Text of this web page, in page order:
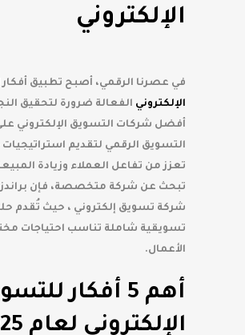
الإلكتروني
في عصرنا الرقمي، أصبح تطبيق أفكار
الإلكتروني الفعالة ضرورة لتحقيق
أفضل شركات التسويق الإلكتروني
التسويق الرقمي لتقديم استراتيجيات
تعزز من تفاعل العملاء وزيادة
تبحث عن شركة متخصصة، فإن
شركة تسويق إلكتروني ، حيث تُقدم
تسويقية شاملة تناسب احتياجات
الأعمال.
أهم 5 أفكار
الإلكتروني لعام 2025